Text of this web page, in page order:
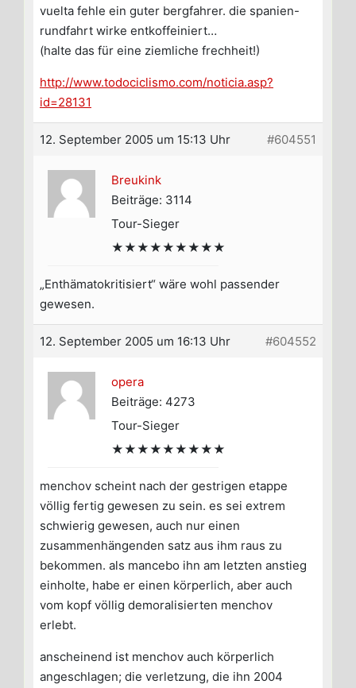
vuelta fehle ein guter bergfahrer. die spanien-
rundfahrt wirke entkoffeiniert…
(halte das für eine ziemliche frechheit!)
http://www.todociclismo.com/noticia.asp?
id=28131
12. September 2005 um 15:13 Uhr #604551
Breukink
Beiträge: 3114
Tour-Sieger
★★★★★★★★★
„Enthämatokritisiert“ wäre wohl passender
gewesen.
12. September 2005 um 16:13 Uhr #604552
opera
Beiträge: 4273
Tour-Sieger
★★★★★★★★★
menchov scheint nach der gestrigen etappe
völlig fertig gewesen zu sein. es sei extrem
schwierig gewesen, auch nur einen
zusammenhängenden satz aus ihm raus zu
bekommen. als mancebo ihn am letzten anstieg
einholte, habe er einen körperlich, aber auch
vom kopf völlig demoralisierten menchov
erlebt.
anscheinend ist menchov auch körperlich
angeschlagen; die verletzung, die ihn 2004